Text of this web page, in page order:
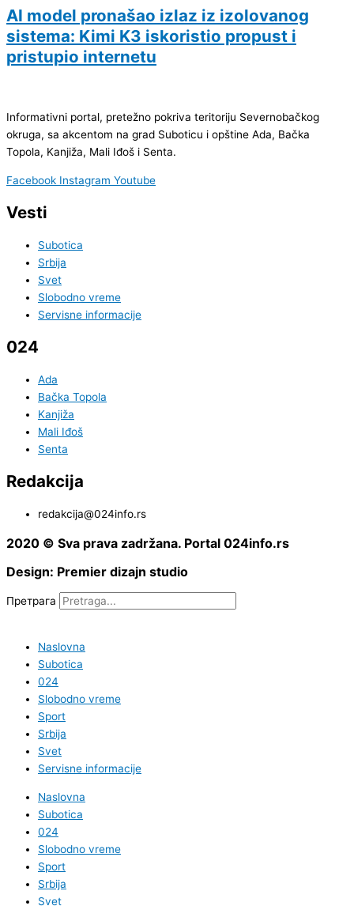
AI model pronašao izlaz iz izolovanog
sistema: Kimi K3 iskoristio propust i
pristupio internetu
Informativni portal, pretežno pokriva teritoriju Severnobačkog
okruga, sa akcentom na grad Suboticu i opštine Ada, Bačka
Topola, Kanjiža, Mali Iđoš i Senta.
Facebook Instagram Youtube
Vesti
Subotica
Srbija
Svet
Slobodno vreme
Servisne informacije
024
Ada
Bačka Topola
Kanjiža
Mali Iđoš
Senta
Redakcija
redakcija@024info.rs
2020 © Sva prava zadržana. Portal 024info.rs
Design: Premier dizajn studio
Претрага
Naslovna
Subotica
024
Slobodno vreme
Sport
Srbija
Svet
Servisne informacije
Naslovna
Subotica
024
Slobodno vreme
Sport
Srbija
Svet